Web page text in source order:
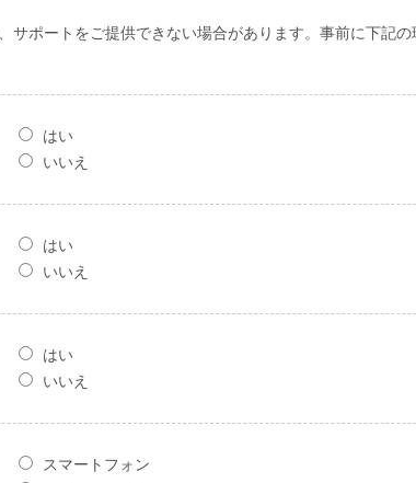
ポートをご提供できない場合があります。事前に下記
はい
いいえ
はい
いいえ
はい
いいえ
スマートフォン